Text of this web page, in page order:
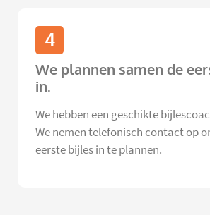
4
We plannen samen de
in.
We hebben een geschikte
We nemen telefonisch contact op
eerste bijles in te plannen.